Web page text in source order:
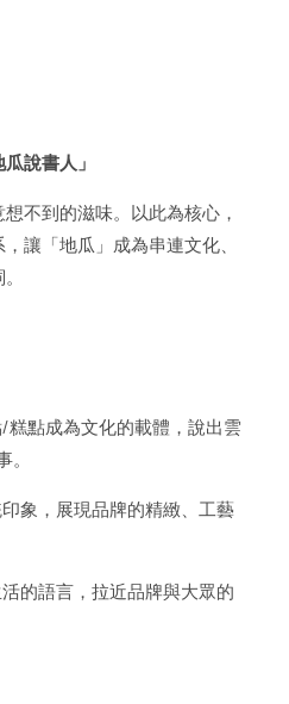
說書人」
不到的滋味。以此為核心，
讓「地瓜」成為串連文化、
糕點成為文化的載體，說出雲
。
象，展現品牌的精緻、工藝
的語言，拉近品牌與大眾的